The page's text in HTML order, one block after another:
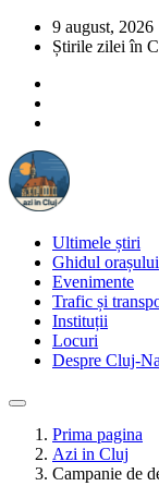
9 august, 2026
Știrile zilei în
Ultimele știri
Ghidul orașului
Evenimente
Trafic și
Instituții
Locuri
Despre Cluj-
Prima pagina
Azi in Cluj
Campanie de